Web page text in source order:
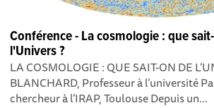
Conférence - La cosmologie : que
l'Univers ?
LA COSMOLOGIE : QUE SAIT-ON DE
BLANCHARD, Professeur à l’université
chercheur à l’IRAP, Toulouse Depuis un...